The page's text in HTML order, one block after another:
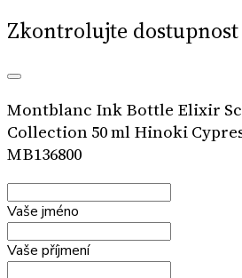
Zkontrolujte
Montblanc Ink Bottle Elixir
Collection 50 ml Hinoki
MB136800
Vaše jméno
Vaše příjmení